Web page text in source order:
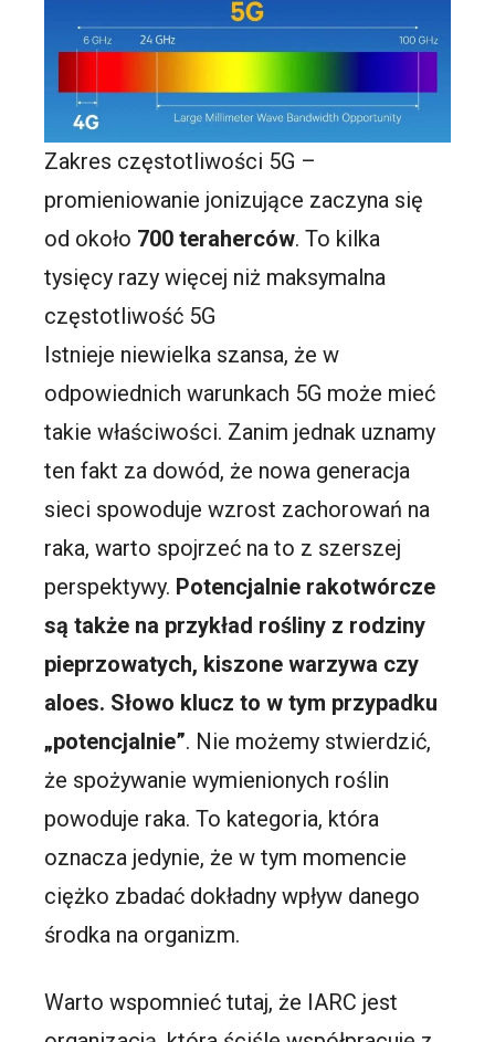
Zakres częstotliwości 5G –
promieniowanie jonizujące zaczyna się
od około 700 teraherców. To kilka
tysięcy razy więcej niż maksymalna
częstotliwość 5G
Istnieje niewielka szansa, że w
odpowiednich warunkach 5G może mieć
takie właściwości. Zanim jednak uznamy
ten fakt za dowód, że nowa generacja
sieci spowoduje wzrost zachorowań na
raka, warto spojrzeć na to z szerszej
perspektywy. Potencjalnie rakotwórcze
są także na przykład rośliny z rodziny
pieprzowatych, kiszone warzywa czy
aloes. Słowo klucz to w tym przypadku
„potencjalnie”. Nie możemy stwierdzić,
że spożywanie wymienionych roślin
powoduje raka. To kategoria, która
oznacza jedynie, że w tym momencie
ciężko zbadać dokładny wpływ danego
środka na organizm.
Warto wspomnieć tutaj, że IARC jest